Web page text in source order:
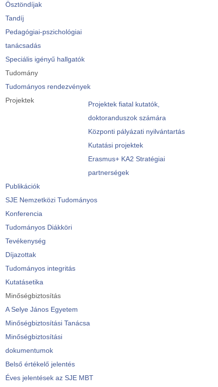
Ösztöndíjak
Tandíj
Pedagógiai-pszichológiai
tanácsadás
Speciális igényű hallgatók
Tudomány
Tudományos rendezvények
Projektek
Projektek fiatal kutatók,
doktoranduszok számára
Központi pályázati nyilvántartás
Kutatási projektek
Erasmus+ KA2 Stratégiai
partnerségek
Publikációk
SJE Nemzetközi Tudományos
Konferencia
Tudományos Diákköri
Tevékenység
Díjazottak
Tudományos integritás
Kutatásetika
Minőségbiztosítás
A Selye János Egyetem
Minőségbiztosítási Tanácsa
Minőségbiztosítási
dokumentumok
Belső értékelő jelentés
Éves jelentések az SJE MBT